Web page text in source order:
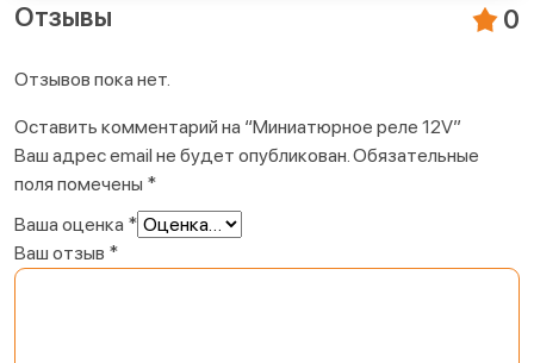
Отзывы 0
Отзывов пока нет.
Оставить комментарий на “Миниатюрное реле 12V”
Ваш адрес email не будет опубликован.Обязательные
поля помечены *
Ваша оценка *
Ваш отзыв *